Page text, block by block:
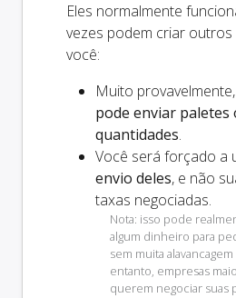
Eles normalmente
vezes podem criar
você:
Muito
pode enviar paletes
quantidades.
Você será forçado a
envio deles, e não
taxas negociadas.
Nota: isso pode
algum dinheiro para
sem muita
entanto, empresas
querem negociar suas